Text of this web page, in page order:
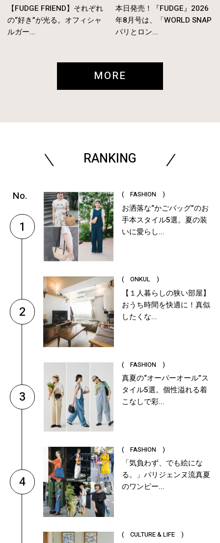
【FUDGE FRIEND】それぞれ
の“好き”が光る。オフィシャ
ルガー...
本日発売！『FUDGE』2026
年8月号は、「WORLD SNAP
パリとロン...
MORE
RANKING
1
( FASHION )
お洒落な“かごバッグ”のお
手本スタイル5選。夏の装
いに愛らし...
2
( ONKUL )
【１人暮らしの狭い部屋】
おうち時間を快適に！真似
したくな...
3
( FASHION )
真夏の“オーバーオール”ス
タイル5選。個性溢れる着
こなしで彩...
4
( FASHION )
「気負わず、でも絵にな
る。」パリジェンヌ流真夏
のワンピー...
( CULTURE & LIFE )